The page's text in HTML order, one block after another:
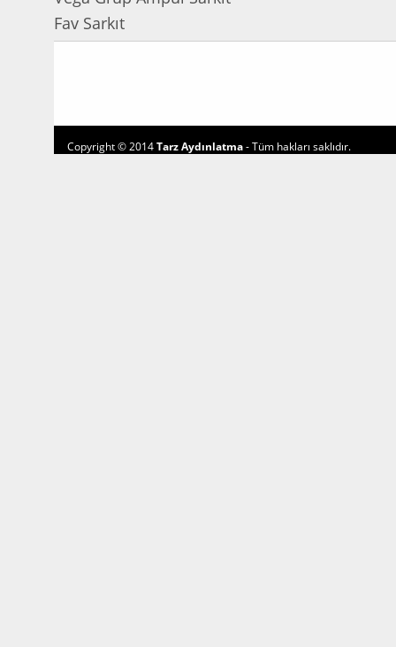
Fav Sarkıt
Copyright © 2014Tarz Aydınlatma- Tüm hakları saklıdır.